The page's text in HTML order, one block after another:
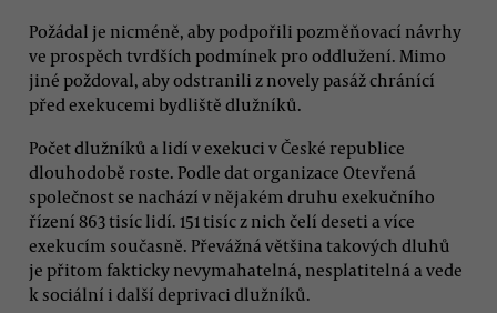
Požádal je nicméně, aby podpořili pozměňovací návrhy
ve prospěch tvrdších podmínek pro oddlužení. Mimo
jiné poždoval, aby odstranili z novely pasáž chránící
před exekucemi bydliště dlužníků.
Počet dlužníků a lidí v exekuci v České republice
dlouhodobě roste. Podle dat organizace Otevřená
společnost se nachází v nějakém druhu exekučního
řízení 863 tisíc lidí. 151 tisíc z nich čelí deseti a více
exekucím současně. Převážná většina takových dluhů
je přitom fakticky nevymahatelná, nesplatitelná a vede
k sociální i další deprivaci dlužníků.